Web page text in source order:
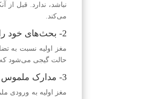
نباشد، ندارد. قبل
می‌کند.
2- بحث‌های خود را به صورت متضاد ارائه دهید:
مغز اولیه نسبت به
حالت گیجی می‌شود که
3- مدارک ملموس ارائه دهید:
مغز اولیه به ورودی